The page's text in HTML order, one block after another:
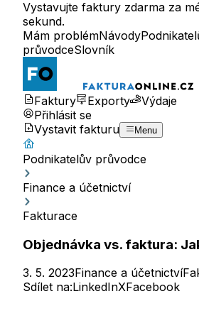
Vystavujte faktury zdarma za
sekund.
Mám problémNávody
průvodceSlovník
Faktury Exporty
Výdaje
Přihlásit se
Vystavit fakturu
Menu
Podnikatelův průvodce
Finance a účetnictví
Fakturace
Objednávka vs. faktura:
3. 5. 2023Finance a účetnictví
Sdílet na:LinkedInXFacebook